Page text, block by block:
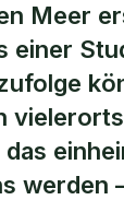
Meer
einer
werden